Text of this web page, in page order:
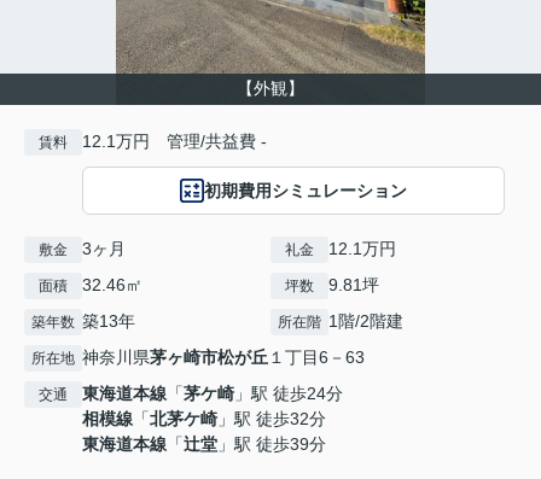
【外観】
賃料 12.1万円 管理/共益費 -
初期費用シミュレーション
敷金 3ヶ月 礼金 12.1万円
面積 32.46㎡ 坪数 9.81坪
築年数 築13年 所在階 1階/2階建
所在地 神奈川県茅ヶ崎市松が丘１丁目6－63
交通 東海道本線 「茅ケ崎 」駅 徒歩24分
相模線 「北茅ケ崎 」駅 徒歩32分
東海道本線 「辻堂 」駅 徒歩39分